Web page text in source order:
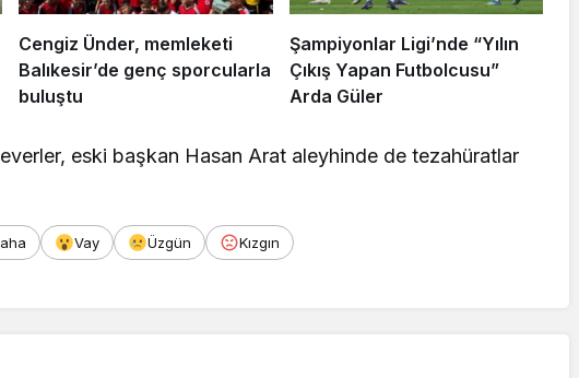
Cengiz Ünder, memleketi
Balıkesir’de genç sporcularla
buluştu
Şampiyonlar Ligi’nde “Yılın
Çıkış Yapan Futbolcusu”
Arda Güler
eski başkan Hasan Arat aleyhinde de tezahüratlar
Vay Üzgün Kızgın